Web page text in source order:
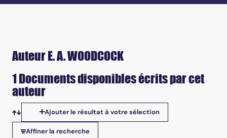
Auteur E. A. WOODCOCK
1 Documents disponibles écrits par cet
auteur
Tris disponibles
Ajouter le résultat à votre sélection
Affiner la recherche